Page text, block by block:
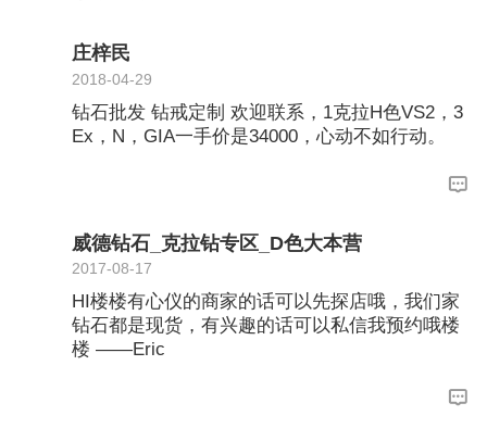
庄梓民
2018-04-29
钻石批发 钻戒定制 欢迎联系，1克拉H色VS2，3
Ex，N，GIA一手价是34000，心动不如行动。
威德钻石_克拉钻专区_D色大本营
2017-08-17
HI楼楼有心仪的商家的话可以先探店哦，我们家
钻石都是现货，有兴趣的话可以私信我预约哦楼
楼 ——Eric